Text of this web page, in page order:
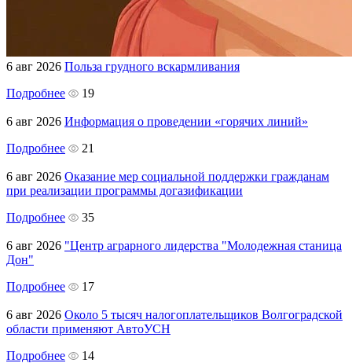
6 авг 2026 Польза грудного вскармливания
Подробнее
19
6 авг 2026 Информация о проведении «горячих линий»
Подробнее
21
6 авг 2026 Оказание мер социальной поддержки гражданам
при реализации программы догазификации
Подробнее
35
6 авг 2026 "Центр аграрного лидерства "Молодежная станица
Дон"
Подробнее
17
6 авг 2026 Около 5 тысяч налогоплательщиков Волгоградской
области применяют АвтоУСН
Подробнее
14